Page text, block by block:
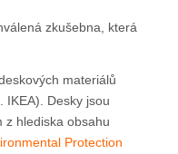
zkušebna, která
materiálů
IKEA). Desky jsou
z hlediska obsahu
Protection